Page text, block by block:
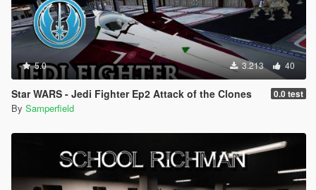
5.0 3.213 40
Star WARS - Jedi Fighter Ep2 Attack of the Clones 0.0 test
By Samperfield